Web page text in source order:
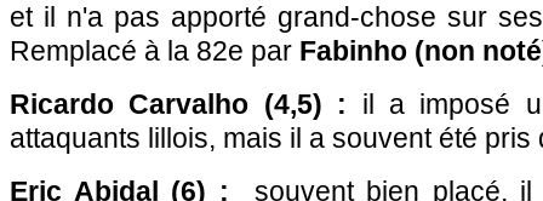
et il n'a pas apporté grand-chose sur
Remplacé à la 82e par Fabinho (non
Ricardo Carvalho (4,5) : il a imposé
attaquants lillois, mais il a souvent été pris
Eric Abidal (6) : souvent bien placé, il